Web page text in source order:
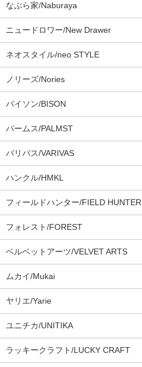
なぶら家/Naburaya
ニュードロワー/New Drawer
ネオスタイル/neo STYLE
ノリーズ/Nories
バイソン/BISON
パームス/PALMST
バリバス/VARIVAS
ハンクル/HMKL
フィールドハンター/FIELD HUNTER
フォレスト/FOREST
ベルベットアーツ/VELVET ARTS
ムカイ/Mukai
ヤリエ/Yarie
ユニチカ/UNITIKA
ラッキークラフト/LUCKY CRAFT